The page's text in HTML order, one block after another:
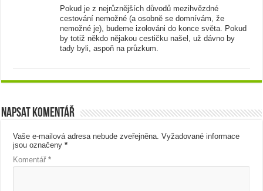
Pokud je z nejrůznějších důvodů mezihvězdné
cestování nemožné (a osobně se domnívám, že
nemožné je), budeme izolováni do konce světa. Pokud
by totiž někdo nějakou cestičku našel, už dávno by
tady byli, aspoň na průzkum.
Napsat komentář
Vaše e-mailová adresa nebude zveřejněna. Vyžadované informace
jsou označeny*
Komentář*